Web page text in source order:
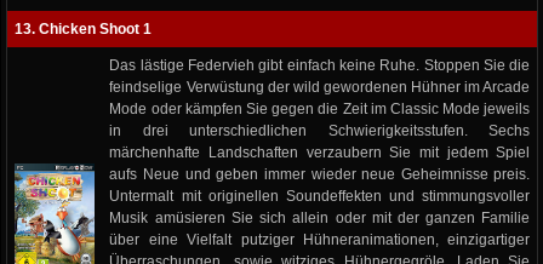
13. Chicken Shoot 1
Das lästige Federvieh gibt einfach keine Ruhe. Stoppen Sie die
feindselige Verwüstung der wild gewordenen Hühner im Arcade
Mode oder kämpfen Sie gegen die Zeit im Classic Mode jeweils
in drei unterschiedlichen Schwierigkeitsstufen. Sechs
märchenhafte Landschaften verzaubern Sie mit jedem Spiel
aufs Neue und geben immer wieder neue Geheimnisse preis.
Untermalt mit originellen Soundeffekten und stimmungsvoller
Musik amüsieren Sie sich allein oder mit der ganzen Familie
über eine Vielfalt putziger Hühneranimationen, einzigartiger